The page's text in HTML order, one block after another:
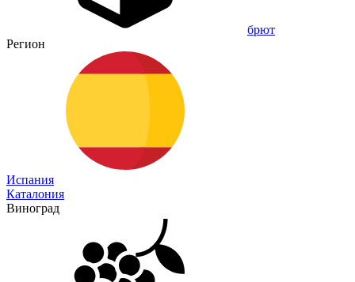
брют
Регион
Испания
Каталония
Виноград